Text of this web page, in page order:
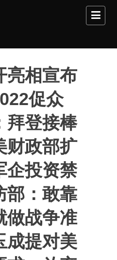
main content
亮相宣布
促众
拜登接棒
财政部扩
企投资禁
部：敢靠
做战争准
成提对美